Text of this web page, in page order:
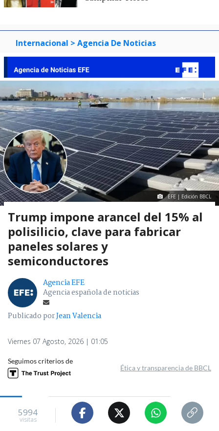
Internacional > Agencia De Noticias
EFE | Edición BBCL
Trump impone arancel del 15% al
polisilicio, clave para fabricar
paneles solares y
semiconductores
Agencia EFE
Agencia española de noticias
Publicado porJean Valencia
Viernes 07 Agosto, 2026 | 01:05
Seguimos criterios de
Ética y transparencia de BBCL
5994
visitas